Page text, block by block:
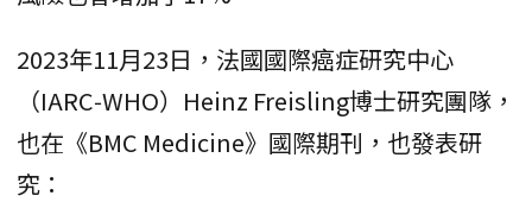
2023年11月23日，法國國際癌症研究中心
（IARC‑WHO）Heinz Freisling博士研究團隊，
也在《BMC Medicine》國際期刊，也發表研
究：